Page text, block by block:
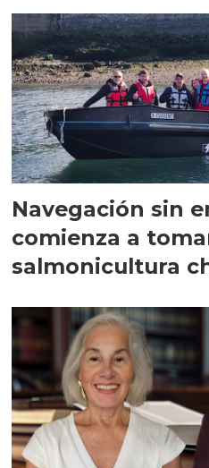
Navegación sin
comienza a
salmonicultura